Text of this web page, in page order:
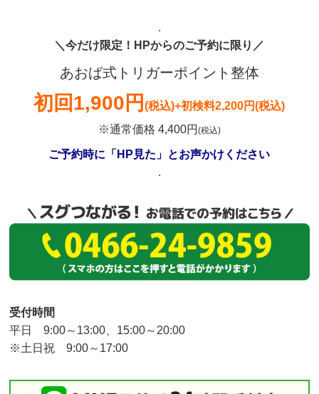
.
＼今だけ限定！HPからのご予約に限り／
あおば式トリガーポイント整体
初回1,900円(税込)+初検料2,200円(税込)
※通常価格 4,400円 (税込)
ご予約時に「HP見た」とお声かけください
.
受付時間
平日 9:00～13:00、15:00～20:00
※土日祝 9:00～17:00